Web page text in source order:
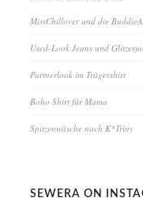
MissChillover und die
Used-Look Jeans und
Partnerlook im Trägershirt
Boho Shirt für Mama
Spitzenwäsche nach K*Triny
SEWERA ON